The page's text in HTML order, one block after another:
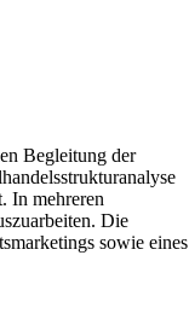
Begleitung der
In mehreren
Die
sowie eines